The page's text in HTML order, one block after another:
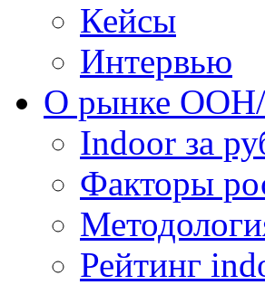
Кейсы
Интервью
О рынке
Indoor за
Факторы
Рейтинг